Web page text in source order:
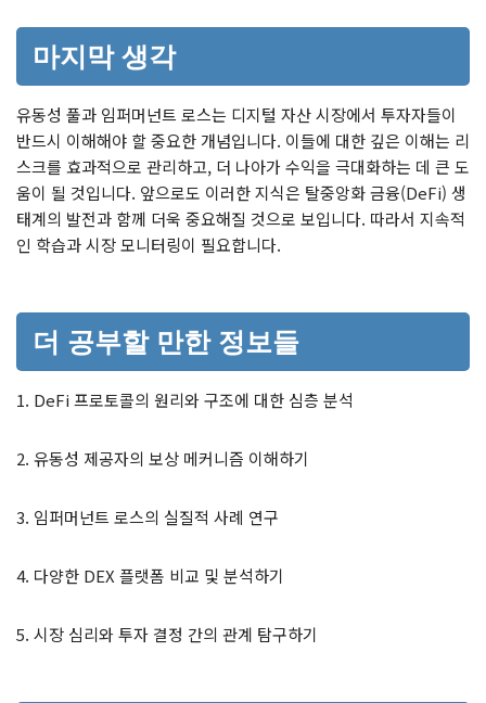
마지막 생각
유동성 풀과 임퍼머넌트 로스는 디지털 자산 시장에서 투자자들이
반드시 이해해야 할 중요한 개념입니다. 이들에 대한 깊은 이해는 리
스크를 효과적으로 관리하고, 더 나아가 수익을 극대화하는 데 큰 도
움이 될 것입니다. 앞으로도 이러한 지식은 탈중앙화 금융(DeFi) 생
태계의 발전과 함께 더욱 중요해질 것으로 보입니다. 따라서 지속적
인 학습과 시장 모니터링이 필요합니다.
더 공부할 만한 정보들
1. DeFi 프로토콜의 원리와 구조에 대한 심층 분석
2. 유동성 제공자의 보상 메커니즘 이해하기
3. 임퍼머넌트 로스의 실질적 사례 연구
4. 다양한 DEX 플랫폼 비교 및 분석하기
5. 시장 심리와 투자 결정 간의 관계 탐구하기